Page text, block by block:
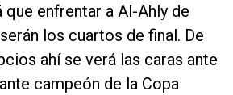
que enfrentar a Al-Ahly de
los cuartos de final. De
ahí se verá las caras ante
campeón de la Copa